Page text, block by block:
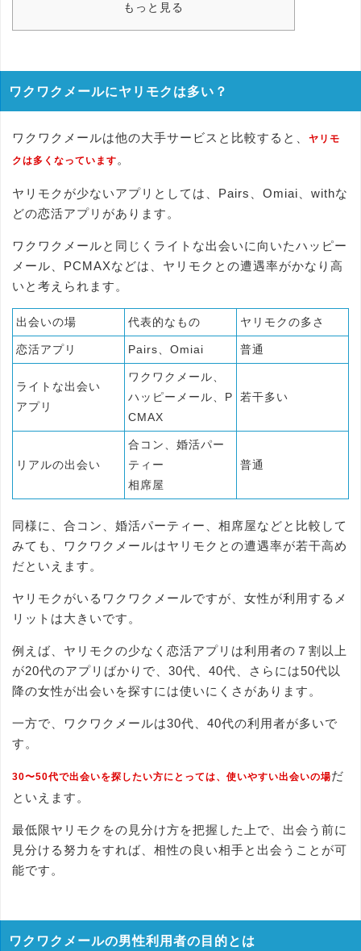
もっと見る
ワクワクメールにヤリモクは多い？
ワクワクメールは他の大手サービスと比較すると、
ヤリモ
クは多くなっています。
ヤリモクが少ないアプリとしては、Pairs、Omiai、withな
どの恋活アプリがあります。
ワクワクメールと同じくライトな出会いに向いたハッピー
メール、PCMAXなどは、ヤリモクとの遭遇率がかなり高
いと考えられます。
出会いの場 代表的なもの ヤリモクの多さ
恋活アプリ Pairs、Omiai 普通
ライトな出会い
アプリ
ワクワクメール、
ハッピーメール、P
CMAX
若干多い
リアルの出会い
合コン、婚活パー
ティー
相席屋
普通
同様に、合コン、婚活パーティー、相席屋などと比較して
みても、ワクワクメールはヤリモクとの遭遇率が若干高め
だといえます。
ヤリモクがいるワクワクメールですが、女性が利用するメ
リットは大きいです。
例えば、ヤリモクの少なく恋活アプリは利用者の７割以上
が20代のアプリばかりで、30代、40代、さらには50代以
降の女性が出会いを探すには使いにくさがあります。
一方で、ワクワクメールは30代、40代の利用者が多いで
す。
30〜50代で出会いを探したい方にとっては、使いやすい出会いの場だ
といえます。
最低限ヤリモクをの見分け方を把握した上で、出会う前に
見分ける努力をすれば、相性の良い相手と出会うことが可
能です。
ワクワクメールの男性利用者の目的とは